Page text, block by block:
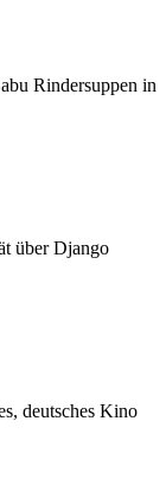
Rindersuppen in
über Django
deutsches Kino